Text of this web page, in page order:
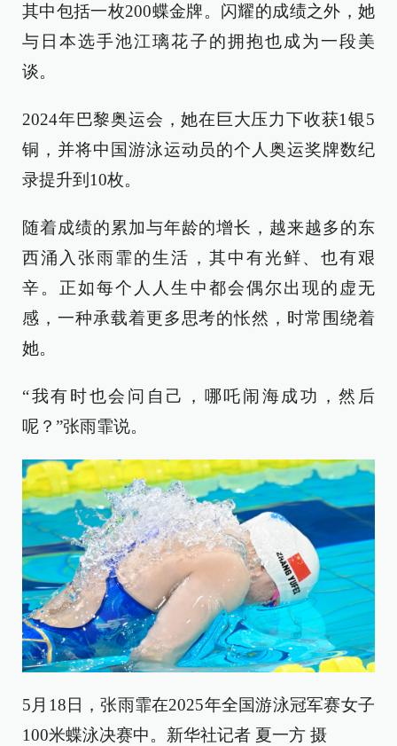
其中包括一枚200蝶金牌。闪耀的成绩之外，她
与日本选手池江璃花子的拥抱也成为一段美
谈。
2024年巴黎奥运会，她在巨大压力下收获1银5
铜，并将中国游泳运动员的个人奥运奖牌数纪
录提升到10枚。
随着成绩的累加与年龄的增长，越来越多的东
西涌入张雨霏的生活，其中有光鲜、也有艰
辛。正如每个人人生中都会偶尔出现的虚无
感，一种承载着更多思考的怅然，时常围绕着
她。
“我有时也会问自己，哪吒闹海成功，然后
呢？”张雨霏说。
5月18日，张雨霏在2025年全国游泳冠军赛女子
100米蝶泳决赛中。新华社记者 夏一方 摄